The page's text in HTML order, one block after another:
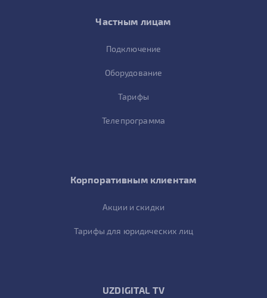
Частным лицам
Подключение
Оборудование
Тарифы
Телепрограмма
Корпоративным клиентам
Акции и скидки
Тарифы для юридических лиц
UZDIGITAL TV